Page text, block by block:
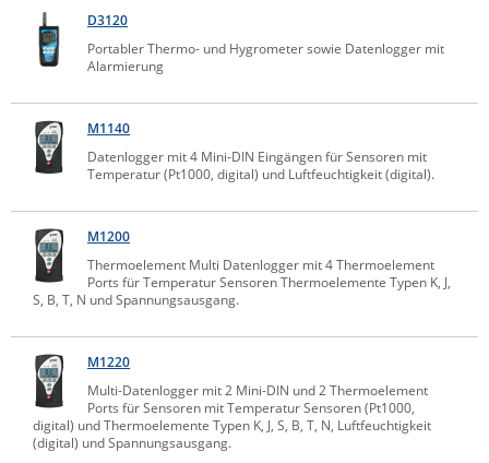
IT Netzwerktechnik / Kommunikation
Enginko - mcf88
Fokus Technologies
Gefen
Gude
Guntermann & Drunck
High Sec Labs
HW group
Icron
IEC Lock
Ihse
Kerlink
Kramer Electronics
KVM TEC
D3120
Portabler Thermo- und Hygrometer sowie Datenlogger mit
Alarmierung
M1140
Datenlogger mit 4 Mini-DIN Eingängen für Sensoren mit
Temperatur (Pt1000, digital) und Luftfeuchtigkeit (digital).
M1200
Thermoelement Multi Datenlogger mit 4 Thermoelement
Ports für Temperatur Sensoren Thermoelemente Typen K, J,
S, B, T, N und Spannungsausgang.
M1220
Multi-Datenlogger mit 2 Mini-DIN und 2 Thermoelement
Ports für Sensoren mit Temperatur Sensoren (Pt1000,
digital) und Thermoelemente Typen K, J, S, B, T, N, Luftfeuchtigkeit
(digital) und Spannungsausgang.